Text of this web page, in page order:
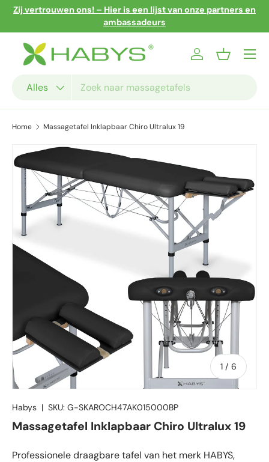
Zij vertrouwen ons! – Hier is een lijst van onze partners en
ambassadeurs
Alles
InloggenMandje
Menu
Home Massagetafel Inklapbaar Chiro Ultralux 19
Ga direct naar productinformatie
1 / van
6
Habys | SKU: G-SKAROCH47AK015000BP
Massagetafel Inklapbaar Chiro Ultralux 19
Professionele draagbare tafel van het merk HABYS,